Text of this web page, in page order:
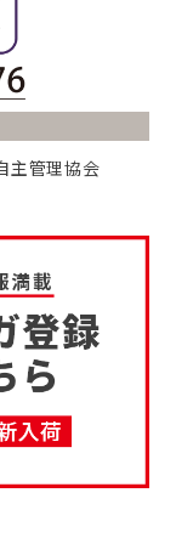
主管理協会